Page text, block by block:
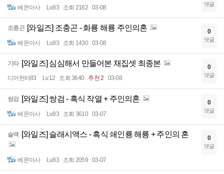
베몬아사 Lv.83 조회 2162 03-08 댓글
조충곤 [와일즈] 조충곤 - 화룡 해룡 주인의혼
베몬아사 Lv.83 조회 1430 03-08
0
댓글
기타 [와일즈] 심심해서 만들어본 채집셋 최종본
디어헌터83 Lv.12 조회 3640 추천 2 03-08
0
댓글
쌍검 [와일즈] 쌍검 - 흑식 작열 + 주인의혼
베몬아사 Lv.83 조회 3610 03-07
0
댓글
슬액 [와일즈] 슬래시액스 - 흑식 쇄인룡 해룡 + 주인의 혼
베몬아사 Lv.83 조회 2059 03-07
0
댓글